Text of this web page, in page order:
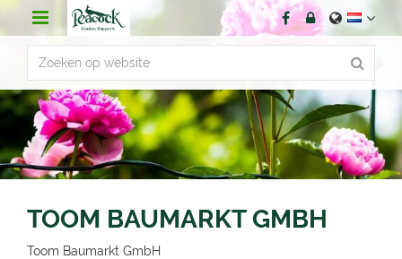
r
n
t
TOOM BAUMARKT GMBH
Toom Baumarkt GmbH